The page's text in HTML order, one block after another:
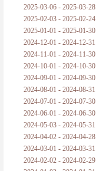
2025-03-06 - 2025-03-28
2025-02-03 - 2025-02-24
2025-01-01 - 2025-01-30
2024-12-01 - 2024-12-31
2024-11-01 - 2024-11-30
2024-10-01 - 2024-10-30
2024-09-01 - 2024-09-30
2024-08-01 - 2024-08-31
2024-07-01 - 2024-07-30
2024-06-01 - 2024-06-30
2024-05-03 - 2024-05-31
2024-04-02 - 2024-04-28
2024-03-01 - 2024-03-31
2024-02-02 - 2024-02-29